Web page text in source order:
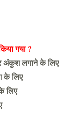
गया ?
अंकुश लगाने के लिए
के लिए
लिए